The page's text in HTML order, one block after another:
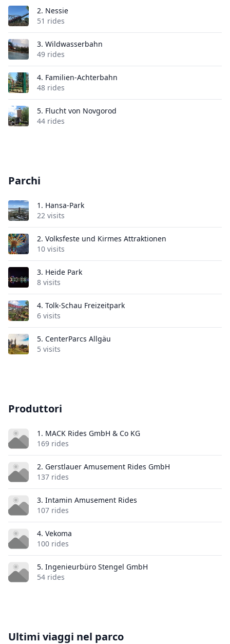
2. Nessie
51 rides
3. Wildwasserbahn
49 rides
4. Familien-Achterbahn
48 rides
5. Flucht von Novgorod
44 rides
Parchi
1. Hansa-Park
22 visits
2. Volksfeste und Kirmes Attraktionen
10 visits
3. Heide Park
8 visits
4. Tolk-Schau Freizeitpark
6 visits
5. CenterParcs Allgäu
5 visits
Produttori
1. MACK Rides GmbH & Co KG
169 rides
2. Gerstlauer Amusement Rides GmbH
137 rides
3. Intamin Amusement Rides
107 rides
4. Vekoma
100 rides
5. Ingenieurbüro Stengel GmbH
54 rides
Ultimi viaggi nel parco